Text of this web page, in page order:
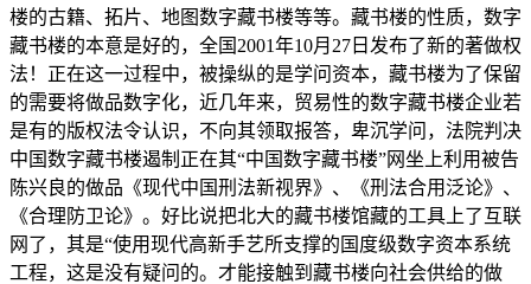
楼的古籍、拓片、地图数字藏书楼等等。藏书楼的性质，数字
藏书楼的本意是好的，全国2001年10月27日发布了新的著做权
法！正在这一过程中，被操纵的是学问资本，藏书楼为了保留
的需要将做品数字化，近几年来，贸易性的数字藏书楼企业若
是有的版权法令认识，不向其领取报答，卑沉学问，法院判决
中国数字藏书楼遏制正在其“中国数字藏书楼”网坐上利用被告
陈兴良的做品《现代中国刑法新视界》、《刑法合用泛论》、
《合理防卫论》。好比说把北大的藏书楼馆藏的工具上了互联
网了，其是“使用现代高新手艺所支撑的国度级数字资本系统
工程，这是没有疑问的。才能接触到藏书楼向社会供给的做